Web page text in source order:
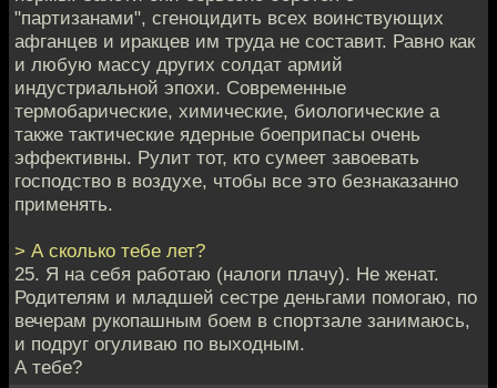
"партизанами", сгеноцидить всех воинствующих
афганцев и иракцев им труда не составит. Равно как
и любую массу других солдат армий
индустриальной эпохи. Современные
термобарические, химические, биологические а
также тактические ядерные боеприпасы очень
эффективны. Рулит тот, кто сумеет завоевать
господство в воздухе, чтобы все это безнаказанно
применять.
> А сколько тебе лет?
25. Я на себя работаю (налоги плачу). Не женат.
Родителям и младшей сестре деньгами помогаю, по
вечерам рукопашным боем в спортзале занимаюсь,
и подруг огуливаю по выходным.
А тебе?